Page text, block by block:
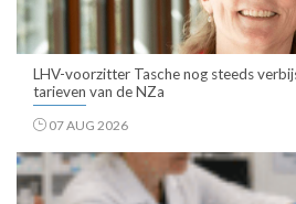
LHV-voorzitter Tasche nog steeds
tarieven van de NZa
07 AUG 2026